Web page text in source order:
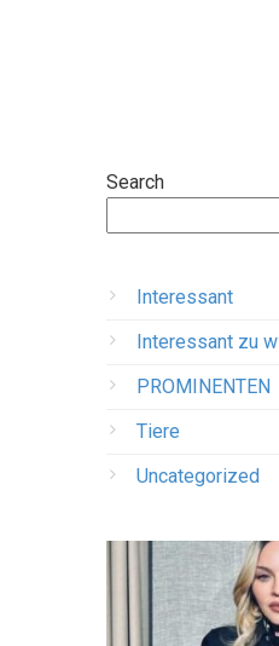
Search
Interessant
Interessant zu
PROMINENTEN
Tiere
Uncategorized